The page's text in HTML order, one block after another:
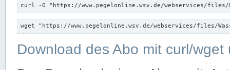
curl -O "https://www.pegelonline.wsv.de/webservices/files/
wget "https://www.pegelonline.wsv.de/webservices/files/
Download des Abo mit curl/